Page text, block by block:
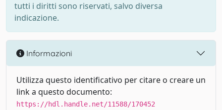
tutti i diritti sono riservati, salvo diversa
indicazione.
Informazioni
Utilizza questo identificativo per citare o creare un
link a questo documento:
https://hdl.handle.net/11588/170452